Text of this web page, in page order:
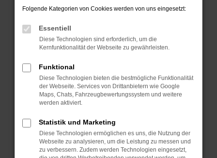
Prüfe deine Browsererweiterungen.
können das Laden bestimmter Seiten
verhindern. Funktioniert die Seite in einem
anderen Browser oder in einem privaten
Fenster?
Starte dein Gerät neu.
Das kann manchmal helfen, vorübergehende
Probleme zu beheben.
Betriebssystem auf dem neuesten Stand
sind.
Veraltete Software birgt nicht nur ein
Sicherheitsrisiko, sondern kann auch dazu
Folgende Kategorien von Cookies werden von uns eingesetzt:
Essentiell
Diese Technologien sind erforderlich, um die
Kernfunktionalität der Webseite zu gewährleisten.
Funktional
Diese Technologien bieten die bestmögliche Funktionalität
der Webseite. Services von Drittanbietern wie Google
Maps, Chats, Fahrzeugbewertungssystem und weitere
werden aktiviert.
Statistik und Marketing
Diese Technologien ermöglichen es uns, die Nutzung der
Webseite zu analysieren, um die Leistung zu messen und
zu verbessern. Zudem werden Technologien eingesetzt,